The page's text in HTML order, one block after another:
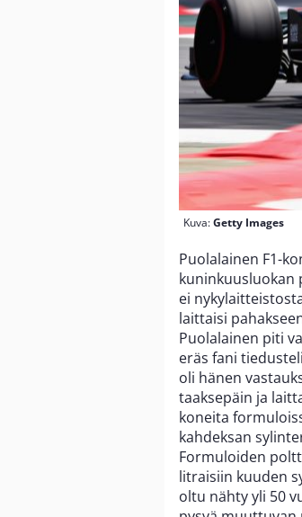
Kuva:Getty Images
Puolalainen F1-
kuninkuusluokan
ei
laittaisi
Puolalainen piti
eräs fani
oli hänen
taaksepäin ja
koneita
kahdeksan
Formuloiden
litraisiin kuuden
oltu nähty yli 50